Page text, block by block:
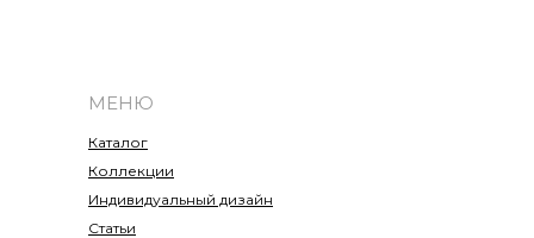
Каталог
Коллекции
Индивидуальный дизайн
Статьи
МЕНЮ